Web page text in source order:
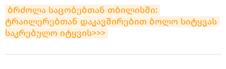
ბრძოლა საცობებთან თბილისში:
ტრაილერებთან დაკავშირებით ბოლო სიტყვას
საკრებულო იტყვის>>>